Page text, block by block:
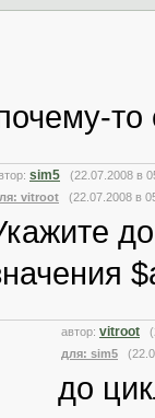
sim5 (22.07.2008 в
vitroot (22.07.2008 в
автор: vitroot
для: sim5
до